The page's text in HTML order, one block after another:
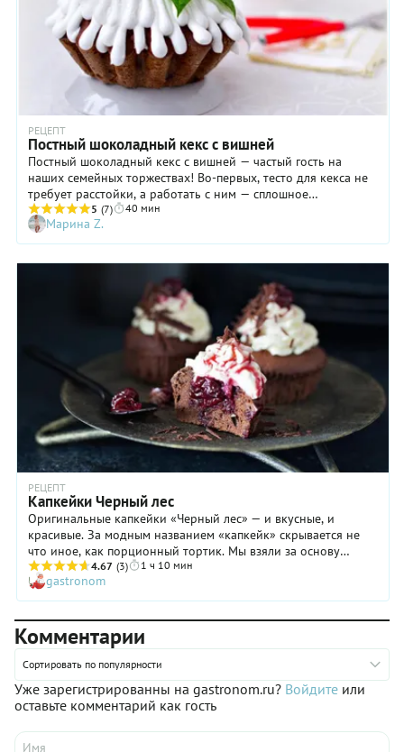
РЕЦЕПТ
Постный шоколадный кекс с вишней
Постный шоколадный кекс с вишней — частый гость на
наших семейных торжествах! Во-первых, тесто для кекса не
требует расстойки, а работать с ним — сплошное
удовольствие! Во-вторых, кекс готовится с добавлением
замороженных ягод — можно, не дожидаясь сезона вишни,
баловать родных вкусной домашней выпечкой круглый год!
Но, как и в любом другом рецепте, в этом тоже есть
некоторые важные нюансы: о них я подробно расскажу в
шагах и примечаниях к ним. Пеките на радость душе, и все у
вас обязательно получится!
5 (7) 40 мин
Марина Z.
РЕЦЕПТ
Капкейки Черный лес
Оригинальные капкейки «Черный лес» — и вкусные, и
красивые. За модным названием «капкейк» скрывается не
что иное, как порционный тортик. Мы взяли за основу
знаменитый торт «Черный лес» и приготовили его в
миниатюрном формате. Правда, внесли некоторые
изменения. Шоколадный бисквит и начинку из вишни мы не
трогали, а вот вместо традиционного для этого десерта
крема шантильи из сливок и сахарной пудры, мы сделали
крем со сливочным сыром. Готовьте капкейки «Черный лес»
по нашему пошаговому рецепту — и наслаждайтесь!
4.67 (3) 1 ч 10 мин
gastronom
Комментарии
Сортировать по популярности
Уже зарегистрированны на gastronom.ru? Войдите или
оставьте комментарий как гость